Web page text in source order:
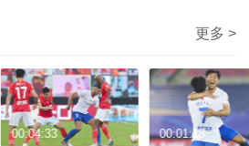
更多 >
00:04:33 00:01:18